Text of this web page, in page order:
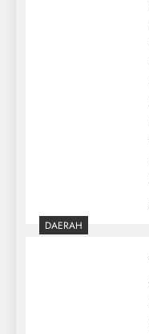
DAERAH